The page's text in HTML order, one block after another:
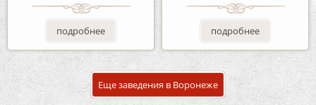
подробнее подробнее
Еще заведения в Воронеже